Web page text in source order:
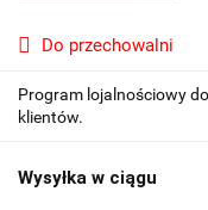
Do przechowalni
Program lojalnościowy
klientów.
Wysyłka w ciągu